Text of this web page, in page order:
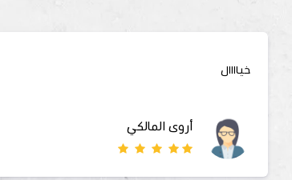
لذييييذ خذته تجربه وما ندمت وباذن الله لي طلب ثاني
محمد الغامدي